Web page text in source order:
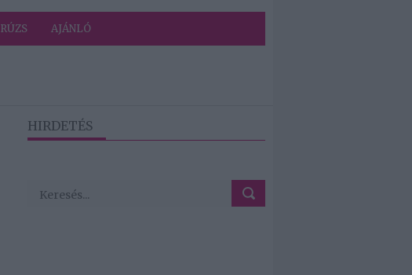
RÚZS AJÁNLÓ
HIRDETÉS